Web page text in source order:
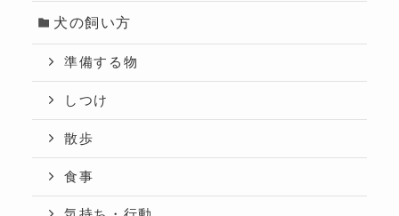
犬の飼い方
準備する物
しつけ
散歩
食事